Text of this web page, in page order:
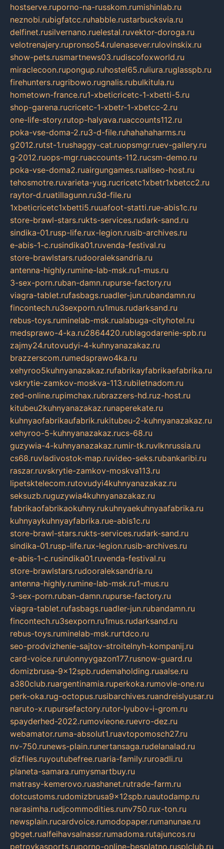
hostserve.ruporno-na-russkom.rumishinlab.ru
neznobi.rubigfatcc.ruhabble.rustarbucksvia.ru
delfinet.rusilvernano.ruelestal.ruvektor-doroga.ru
velotrenajery.rupronso54.rulenasever.rulovinskix.ru
show-pets.rusmartnews03.rudiscofoxworld.ru
miraclecoon.rupongup.ruhostel65.ruliura.ruglasspb.ru
firehunters.rugribowo.rugnalis.rubulkitula.ru
hometown-france.ru1-xbeticricetc-1-xbetti-5.ru
shop-garena.rucricetc-1-xbetr-1-xbetcc-2.ru
one-life-story.rutop-halyava.ruaccounts112.ru
poka-vse-doma-2.ru3-d-file.ruhahahaharms.ru
g2012.rutst-1.rushaggy-cat.ruopsmgr.ruev-gallery.ru
g-2012.ruops-mgr.ruaccounts-112.rucsm-demo.ru
poka-vse-doma2.ruairgungames.ruallseo-host.ru
tehosmotre.ruvarieta-yug.rucricetc1xbetr1xbetcc2.ru
raytor-d.ruatillagunn.ru3d-file.ru
1xbeticricetc1xbetti5.ruuafoot-statti.rue-abis1c.ru
store-brawl-stars.rukts-services.rudark-sand.ru
sindika-01.rusp-life.rux-legion.rusib-archives.ru
e-abis-1-c.rusindika01.ruvenda-festival.ru
store-brawlstars.rudooraleksandria.ru
antenna-highly.rumine-lab-msk.ru1-mus.ru
3-sex-porn.ruban-damn.rupurse-factory.ru
viagra-tablet.rufasbags.ruadler-jun.rubandamn.ru
fincontech.ru3sexporn.ru1mus.rudarksand.ru
rebus-toys.ruminelab-msk.rualabuga-cityhotel.ru
medsprawo-4-ka.ru2864420.rublagodarenie-spb.ru
zajmy24.rutovudyi-4-kuhnyanazakaz.ru
brazzerscom.rumedsprawo4ka.ru
xehyroo5kuhnyanazakaz.rufabrikayfabrikaefabrika.ru
vskrytie-zamkov-moskva-113.rubiletnadom.ru
zed-online.rupimchax.rubrazzers-hd.ruz-host.ru
kitubeu2kuhnyanazakaz.runaperekate.ru
kuhnyaofabrikaufabrik.rukitubeu-2-kuhnyanazakaz.ru
xehyroo-5-kuhnyanazakaz.rucs-68.ru
guzywia-4-kuhnyanazakaz.rumir-tk.ruvlknrussia.ru
cs68.ruvladivostok-map.ruvideo-seks.rubankaribi.ru
raszar.ruvskrytie-zamkov-moskva113.ru
lipetsktelecom.rutovudyi4kuhnyanazakaz.ru
seksuzb.ruguzywia4kuhnyanazakaz.ru
fabrikaofabrikaokuhny.rukuhnyaekuhnyaafabrika.ru
kuhnyaykuhnyayfabrika.rue-abis1c.ru
store-brawl-stars.rukts-services.rudark-sand.ru
sindika-01.rusp-life.rux-legion.rusib-archives.ru
e-abis-1-c.rusindika01.ruvenda-festival.ru
store-brawlstars.rudooraleksandria.ru
antenna-highly.rumine-lab-msk.ru1-mus.ru
3-sex-porn.ruban-damn.rupurse-factory.ru
viagra-tablet.rufasbags.ruadler-jun.rubandamn.ru
fincontech.ru3sexporn.ru1mus.rudarksand.ru
rebus-toys.ruminelab-msk.rurtdco.ru
seo-prodvizhenie-sajtov-stroitelnyh-kompanij.ru
card-voice.rurulonnyygazon177.rusnow-guard.ru
domizbrusa-9x12spb.rudemaholding.ruaalse.ru
a380club.ruargentinamia.ruperkoka.rumovie-one.ru
perk-oka.rug-octopus.rusibarchives.ruandreislyusar.ru
naruto-x.rupursefactory.rutor-lyubov-i-grom.ru
spayderhed-2022.rumovieone.ruevro-dez.ru
webamator.ruma-absolut1.ruavtopomosch27.ru
nv-750.runews-plain.runertansaga.rudelanalad.ru
dizfiles.ruyoutubefree.ruaria-family.ruroadli.ru
planeta-samara.rumysmartbuy.ru
matrasy-kemerovo.ruashanet.rutrade-farm.ru
dotcustoms.rudomizbrusa9x12spb.ruautodamp.ru
narasimha.rudjcommodities.runv750.rux-ton.ru
newsplain.rucardvoice.rumodopaper.rumanunae.ru
gbget.rualfeihavsalnassr.rumadoma.rutajuncos.ru
petrovkasports.ruporno-online-besplatno.rusplclub.ru